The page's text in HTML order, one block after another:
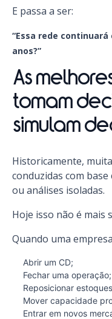
E passa a ser:
“Essa rede
anos?”
As
tomam
simulam
Historicamente,
conduzidas com
ou análises isoladas.
Hoje isso não é mais
Quando uma
Abrir um CD;
Fechar uma operação;
Reposicionar
Mover capacidade
Entrar em novos